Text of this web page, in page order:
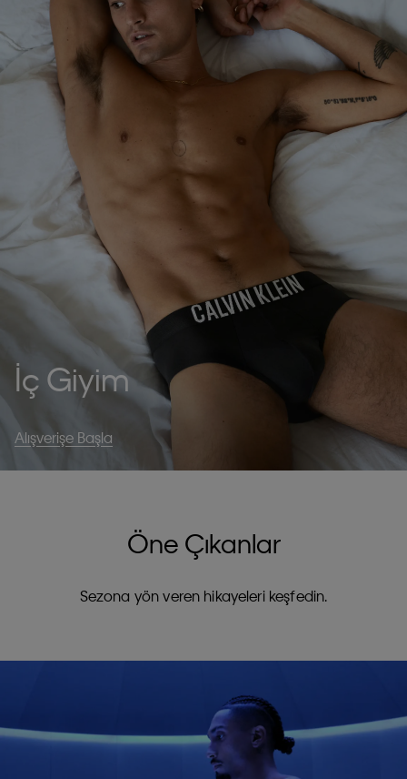
İç Giyim
Alışverişe Başla
Öne Çıkanlar
Sezona yön veren hikayeleri keşfedin.